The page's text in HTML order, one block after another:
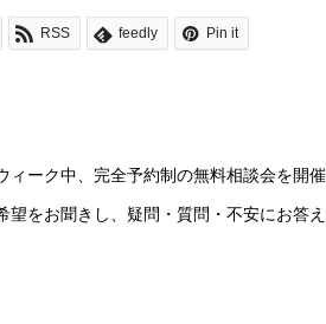
RSS feedly Pin it
ーク中、完全予約制の無料相談会を開催
をお聞きし、疑問・質問・不安にお答え